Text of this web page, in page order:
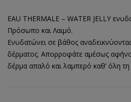
EAU THERMALE – WATER JELLY
Πρόσωπο και Λαιμό.
Ενυδατώνει σε βάθος
δέρματος. Απορροφάτε αμέσως
δέρμα απαλό και λαμπερό καθ’ όλη τη